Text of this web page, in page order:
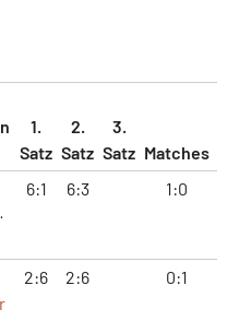
1.
Satz
2.
Satz
3.
Satz Matches
·
6:1 6:3 1:0
2:6 2:6 0:1